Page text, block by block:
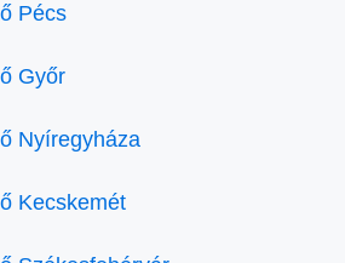
Pécs
Győr
Nyíregyháza
Kecskemét